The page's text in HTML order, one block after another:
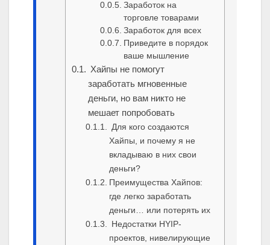
Заработок на
торговле товарами
Заработок для всех
Приведите в порядок
ваше мышление
Хайпы не помогут
заработать мгновенные
деньги, но вам никто не
мешает попробовать
Для кого создаются
Хайпы, и почему я не
вкладываю в них свои
деньги?
Преимущества Хайпов:
где легко заработать
деньги… или потерять их
Недостатки HYIP-
проектов, нивелирующие